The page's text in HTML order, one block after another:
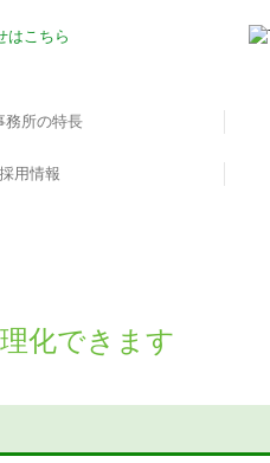
務所の特長
更をお考えの方へ
をお探しの方へ
トップサービス
採用情報
化できます